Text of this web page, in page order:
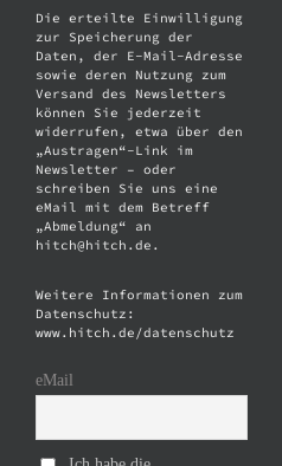
Die erteilte Einwilligung
zur Speicherung der
Daten, der E-Mail-Adresse
sowie deren Nutzung zum
Versand des Newsletters
können Sie jederzeit
widerrufen, etwa über den
„Austragen“-Link im
Newsletter – oder
schreiben Sie uns eine
eMail mit dem Betreff
„Abmeldung“ an
hitch@hitch.de.
Weitere Informationen zum
Datenschutz:
www.hitch.de/datenschutz
eMail